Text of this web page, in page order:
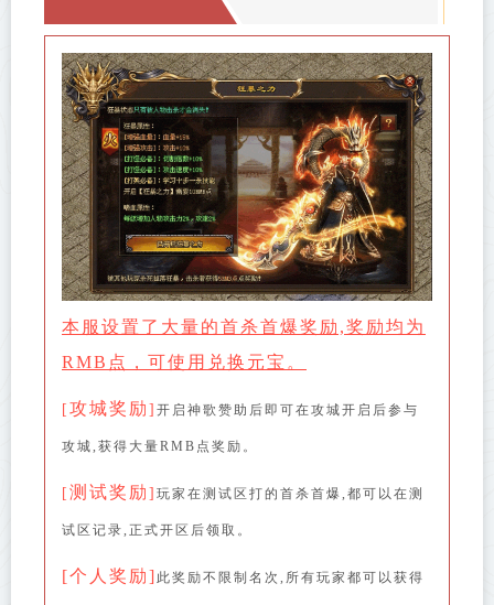
本服设置了大量的首杀首爆奖励,奖励均为
RMB点，可使用兑换元宝。
[ 攻城奖励 ] 开启神歌赞助后即可在攻城开启后参与
攻城,获得大量RMB点奖励。
[ 测试奖励 ] 玩家在测试区打的首杀首爆,都可以在测
试区记录,正式开区后领取。
[个人奖励] 此奖励不限制名次,所有玩家都可以获得